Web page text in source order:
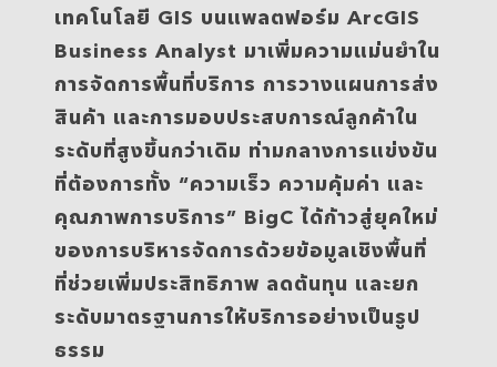
เทคโนโลยี GIS บนแพลตฟอร์ม ArcGIS
Business Analyst มาเพิ่มความแม่นยำใน
การจัดการพื้นที่บริการ การวางแผนการส่ง
สินค้า และการมอบประสบการณ์ลูกค้าใน
ระดับที่สูงขึ้นกว่าเดิม ท่ามกลางการแข่งขัน
ที่ต้องการทั้ง “ความเร็ว ความคุ้มค่า และ
คุณภาพการบริการ” BigC ได้ก้าวสู่ยุคใหม่
ของการบริหารจัดการด้วยข้อมูลเชิงพื้นที่
ที่ช่วยเพิ่มประสิทธิภาพ ลดต้นทุน และยก
ระดับมาตรฐานการให้บริการอย่างเป็นรูป
ธรรม